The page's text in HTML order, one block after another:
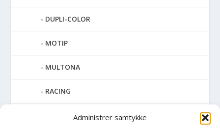
Administrer samtykke
DUPLI-COLOR
MOTIP
MULTONA
RACING
SPECIAL SPRAY